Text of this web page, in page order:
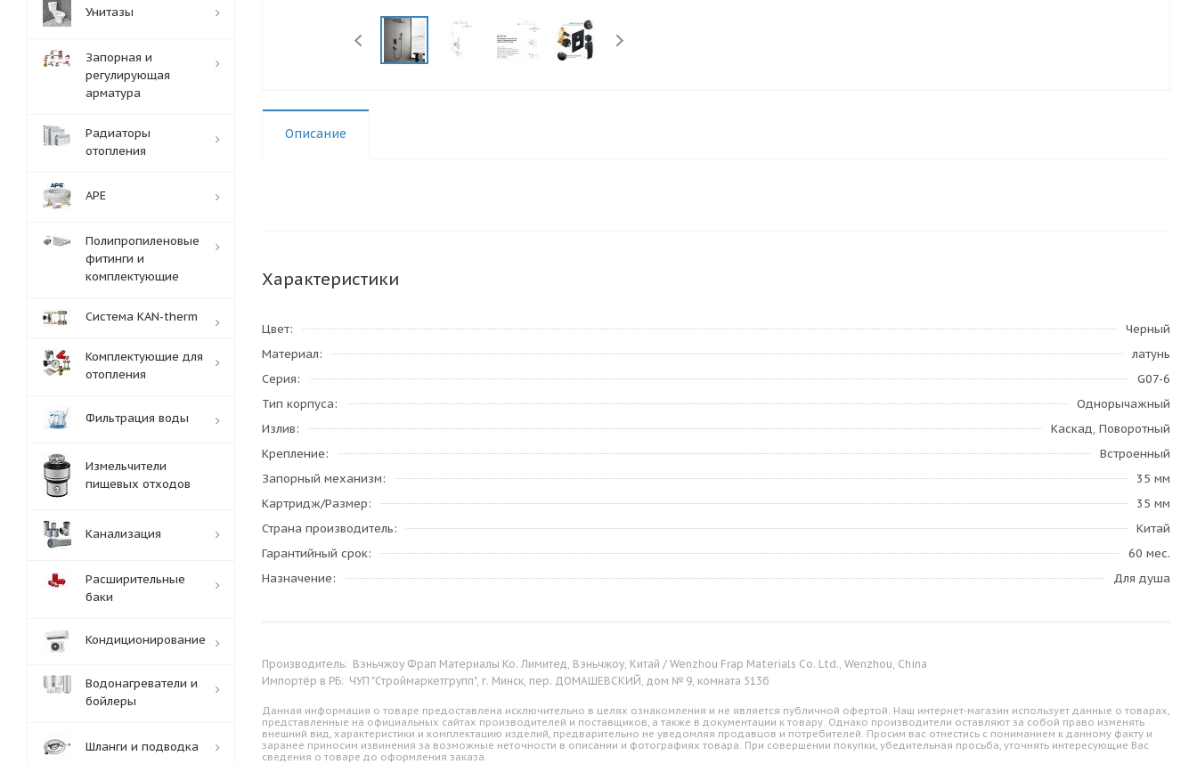
Описание
Характеристики
Цвет
Черный
Материал
латунь
Серия
G07-6
Тип корпуса
Однорычажный
Излив
Каскад, Поворотный
Крепление
Встроенный
Запорный механизм
35 мм
Картридж/Размер
35 мм
Страна производитель
Китай
Гарантийный срок
60 мес.
Назначение
Для душа
Производитель: Вэньчжоу Фрап Материалы Ко. Лимитед, Вэньчжоу, Китай / Wenzhou Frap Materials Co. Ltd., Wenzhou, China
Импортёр в РБ: ЧУП "Строймаркетгрупп", г. Минск, пер. ДОМАШЕВСКИЙ, дом № 9, комната 513б
Данная информация о товаре предоставлена исключительно в целях ознакомления и не является публичной офертой. Наш интернет-магазин использует данные о товарах,
представленные на официальных сайтах производителей и поставщиков, а также в документации к товару. Однако производители оставляют за собой право изменять
внешний вид, характеристики и комплектацию изделий, предварительно не уведомляя продавцов и потребителей. Просим вас отнестись с пониманием к данному факту и
заранее приносим извинения за возможные неточности в описании и фотографиях товара. При совершении покупки, убедительная просьба, уточнять интересующие Вас
сведения о товаре до оформления заказа.
Унитазы
Запорная и
регулирующая
арматура
Радиаторы
отопления
APE
Полипропиленовые
фитинги и
комплектующие
Система KAN-therm
Комплектующие для
отопления
Фильтрация воды
Измельчители
пищевых отходов
Канализация
Расширительные
баки
Кондиционирование
Водонагреватели и
бойлеры
Шланги и подводка